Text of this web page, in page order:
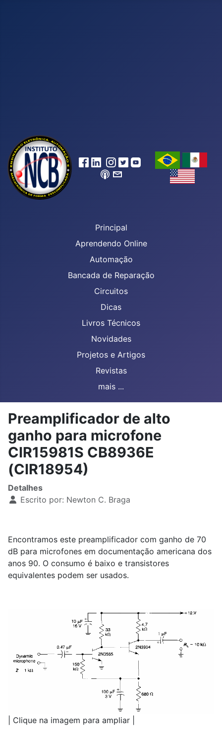
Principal
Aprendendo Online
Automação
Bancada de Reparação
Circuitos
Dicas
Livros Técnicos
Novidades
Projetos e Artigos
Revistas
mais ...
Preamplificador de alto
ganho para microfone
CIR15981S CB8936E
(CIR18954)
Detalhes
Escrito por: Newton C. Braga
Encontramos este preamplificador com ganho de 70
dB para microfones em documentação americana dos
anos 90. O consumo é baixo e transistores
equivalentes podem ser usados.
| Clique na imagem para ampliar |